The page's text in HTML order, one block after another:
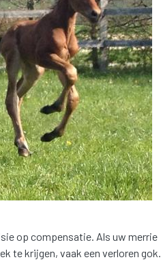
op compensatie. Als uw merrie
te krijgen, vaak een verloren gok.